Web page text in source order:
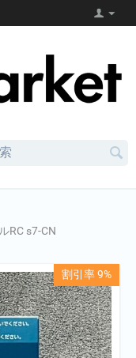
s7-CN
割引率 9%